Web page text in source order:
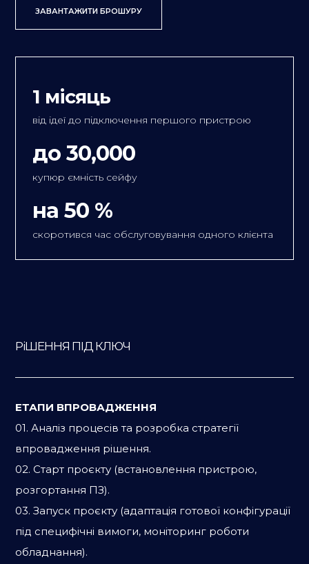
ЗАВАНТАЖИТИ БРОШУРУ
1 місяць
від ідеї до підключення першого пристрою
до 30,000
купюр ємність сейфу
на 50 %
скоротився час обслуговування одного клієнта
РіШЕННЯ ПІД КЛЮЧ
ЕТАПИ ВПРОВАДЖЕННЯ
01. Аналіз процесів та розробка стратегії
впровадження рішення.
02. Старт проєкту (встановлення пристрою,
розгортання ПЗ).
03. Запуск проєкту (адаптація готової конфігурації
під специфічні вимоги​, моніторинг роботи
обладнання).